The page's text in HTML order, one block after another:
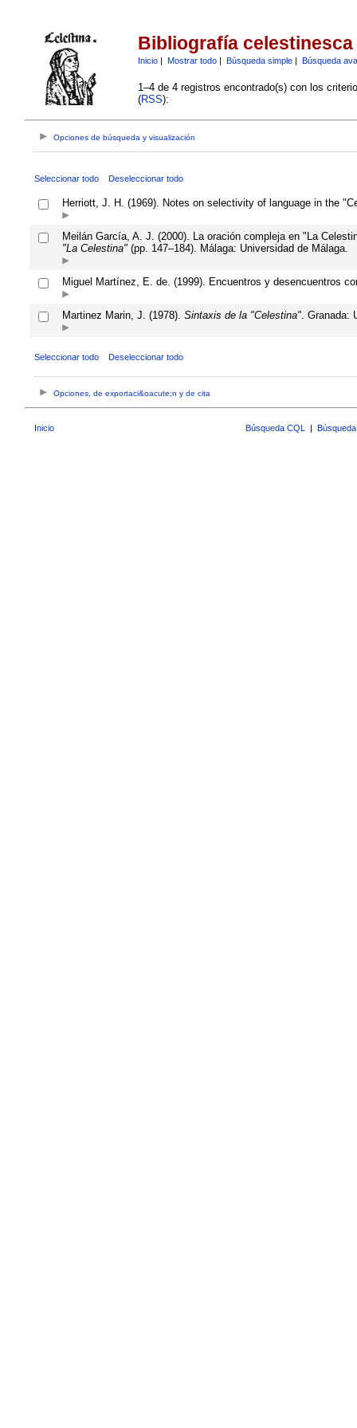
Bibliografía celestinesca
Inicio| Mostrar todo| Búsqueda simple| Búsqueda
1–4 de 4 registros encontrado(s) con los
(RSS):
Opciones de búsqueda y visualización
Seleccionar todo Deseleccionar todo
Herriott, J. H. (1969). Notes on selectivity of language in the
Meilán García, A. J. (2000). La oración compleja en "La
"La Celestina"(pp. 147–184). Málaga: Universidad de Málaga.
Miguel Martínez, E. de. (1999). Encuentros y desencuentros
Martinez Marin, J. (1978). Sintaxis de la "Celestina". Granada:
Seleccionar todo Deseleccionar todo
Opciones, de exportaci&oacute;n y de cita
Inicio Búsqueda CQL |